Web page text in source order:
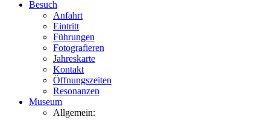
Besuch
Anfahrt
Eintritt
Führungen
Fotografieren
Jahreskarte
Kontakt
Öffnungszeiten
Resonanzen
Museum
Allgemein: